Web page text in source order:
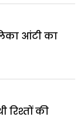
आंटी का
रिश्तों की